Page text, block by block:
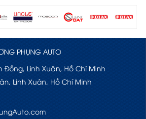
PHỤNG AUTO
Đồng, Linh Xuân, Hồ Chí Minh
Linh Xuân, Hồ Chí Minh